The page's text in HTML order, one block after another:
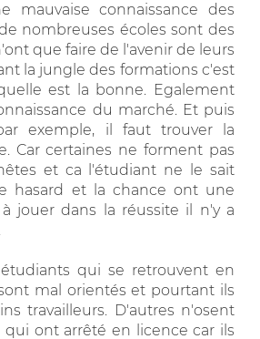
mauvaise connaissance des
nombreuses écoles sont des
que faire de l'avenir de leurs
la jungle des formations c'est
est la bonne. Egalement
du marché. Et puis
exemple, il faut trouver la
Car certaines ne forment pas
et ca l'étudiant ne le sait
hasard et la chance ont une
jouer dans la réussite il n'y a
qui se retrouvent en
mal orientés et pourtant ils
travailleurs. D'autres n'osent
qui ont arrêté en licence car ils